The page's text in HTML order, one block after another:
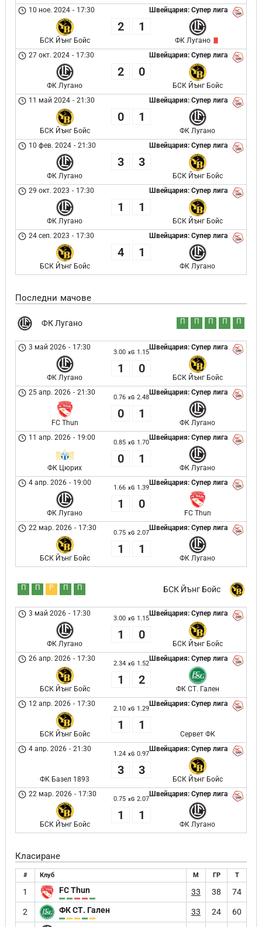
Швейцария: Супер лига
10 ное. 2024 - 17:30
БСК Йънг Бойс
2 1
ФК Лугано
Швейцария: Супер лига
27 окт. 2024 - 17:30
ФК Лугано
2 0
БСК Йънг Бойс
Швейцария: Супер лига
11 май 2024 - 21:30
БСК Йънг Бойс
0 1
ФК Лугано
Швейцария: Супер лига
10 фев. 2024 - 21:30
ФК Лугано
3 3
БСК Йънг Бойс
Швейцария: Супер лига
29 окт. 2023 - 17:30
ФК Лугано
1 1
БСК Йънг Бойс
Швейцария: Супер лига
24 сеп. 2023 - 17:30
БСК Йънг Бойс
4 1
ФК Лугано
Последни мачове
ФК Лугано П П П П П
Швейцария: Супер лига
3 май 2026 - 17:30
ФК Лугано
3.00 xG 1.15
1 0
БСК Йънг Бойс
Швейцария: Супер лига
25 апр. 2026 - 21:30
FC Thun
0.76 xG 2.48
0 1
ФК Лугано
Швейцария: Супер лига
11 апр. 2026 - 19:00
ФК Цюрих
0.85 xG 1.70
0 1
ФК Лугано
Швейцария: Супер лига
4 апр. 2026 - 19:00
ФК Лугано
1.66 xG 1.39
1 0
FC Thun
Швейцария: Супер лига
22 мар. 2026 - 17:30
БСК Йънг Бойс
0.75 xG 2.07
1 1
ФК Лугано
БСК Йънг Бойс
П П Р П П
Швейцария: Супер лига
3 май 2026 - 17:30
ФК Лугано
3.00 xG 1.15
1 0
БСК Йънг Бойс
Швейцария: Супер лига
26 апр. 2026 - 17:30
БСК Йънг Бойс
2.34 xG 1.52
1 2
ФК СТ. Гален
Швейцария: Супер лига
12 апр. 2026 - 17:30
БСК Йънг Бойс
2.10 xG 1.29
1 1
Сервет ФК
Швейцария: Супер лига
4 апр. 2026 - 21:30
ФК Базел 1893
1.24 xG 0.97
3 3
БСК Йънг Бойс
Швейцария: Супер лига
22 мар. 2026 - 17:30
БСК Йънг Бойс
0.75 xG 2.07
1 1
ФК Лугано
Класиране
# Клуб М ГР Т
1 FC Thun 33 38 74
2 ФК СТ. Гален 33 24
60